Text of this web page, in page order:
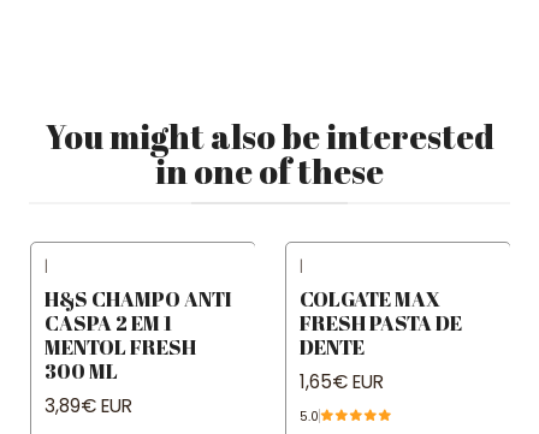
You might also be interested
in one of these
|
H&S CHAMPO ANTI
CASPA 2 EM 1
MENTOL FRESH
300 ML
3,89€ EUR
|
COLGATE MAX
FRESH PASTA DE
DENTE
1,65€ EUR
5.0